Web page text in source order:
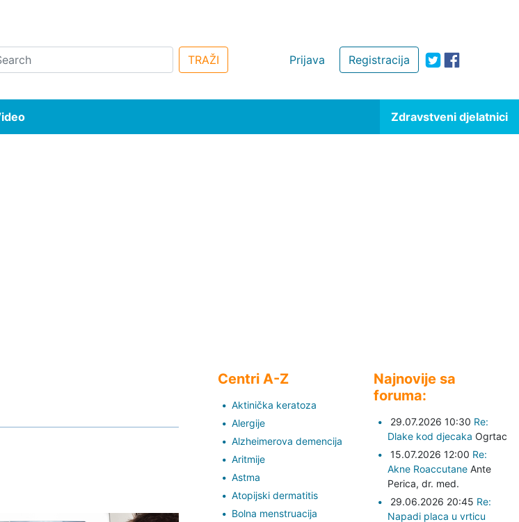
Registracija
Prijava
TRAŽI
Zdravstveni djelatnici
Centri A-Z
Aktinička keratoza
Alergije
Alzheimerova demencija
Aritmije
Astma
Atopijski dermatitis
Bolna menstruacija
Najnovije sa
foruma:
29.07.2026 10:30 Re:
Dlake kod djecaka Ogrtac
15.07.2026 12:00 Re:
Akne Roaccutane Ante
Perica, dr. med.
29.06.2026 20:45 Re:
Napadi placa u vrticu